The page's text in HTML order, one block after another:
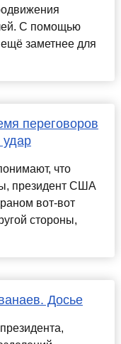
С помощью
заметнее для
переговоров
что
президент США
вот-вот
стороны,
Досье